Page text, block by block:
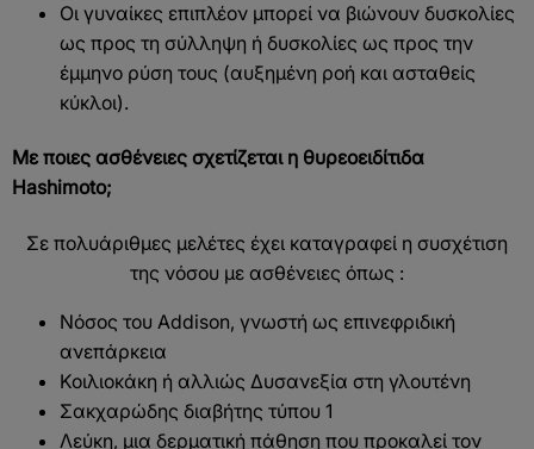
Οι γυναίκες επιπλέον μπορεί να βιώνουν δυσκολίες
ως προς τη σύλληψη ή δυσκολίες ως προς την
έμμηνο ρύση τους (αυξημένη ροή και ασταθείς
κύκλοι).
Με ποιες ασθένειες σχετίζεται η θυρεοειδίτιδα
Hashimoto;
Σε πολυάριθμες μελέτες έχει καταγραφεί η συσχέτιση
της νόσου με ασθένειες όπως :
Νόσος του Addison, γνωστή ως επινεφριδική
ανεπάρκεια
Κοιλιοκάκη ή αλλιώς Δυσανεξία στη γλουτένη
Σακχαρώδης διαβήτης τύπου 1
Λεύκη, μια δερματική πάθηση που προκαλεί τον